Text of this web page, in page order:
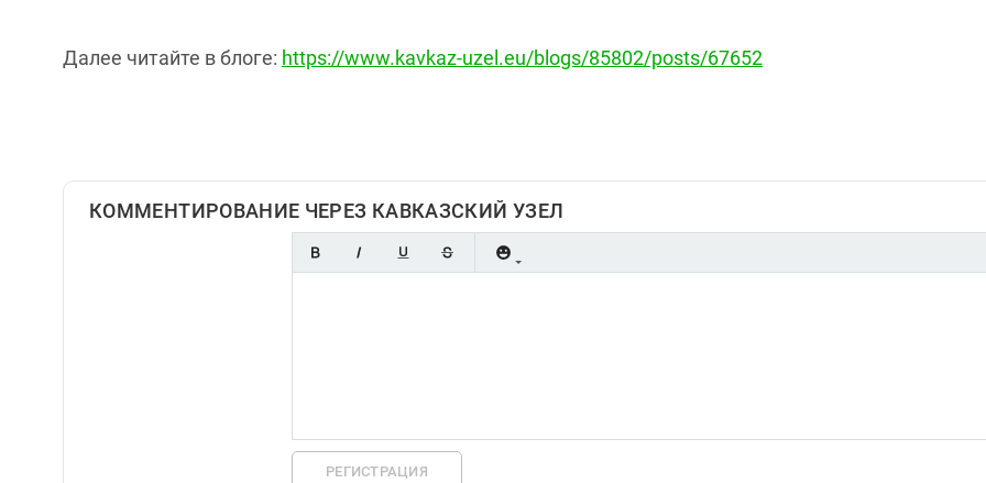
Далее читайте в блоге: https://www.kavkaz-uzel.eu/blogs/85802/posts/67652
КОММЕНТИРОВАНИЕ ЧЕРЕЗ КАВКАЗСКИЙ УЗЕЛ
РЕГИСТРАЦИЯ